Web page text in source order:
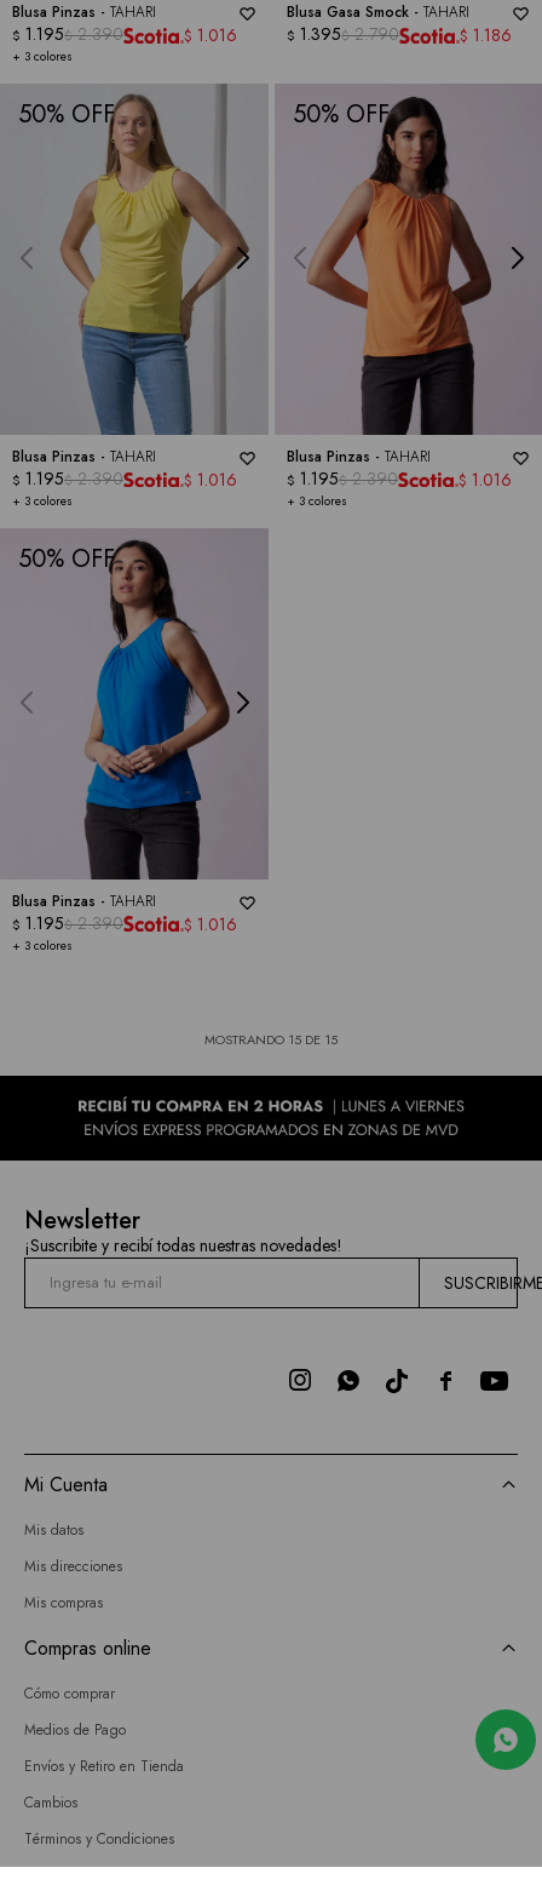
Blusa Pinzas - TAHARI
+ 3 colores
$ 1.195$ 2.390 $ 1.016
Blusa Gasa Smock - TAHARI
$ 1.395$ 2.790 $ 1.186
50
Blusa Pinzas - TAHARI
+ 3 colores
$ 1.195$ 2.390 $ 1.016
50
Blusa Pinzas - TAHARI
+ 3 colores
$ 1.195$ 2.390 $ 1.016
50
Blusa Pinzas - TAHARI
+ 3 colores
$ 1.195$ 2.390 $ 1.016
MOSTRANDO 15 DE 15
Newsletter
¡Suscribite y recibí todas nuestras novedades!

 
Mi Cuenta
Mis datos
Mis direcciones
Mis compras
Compras online
Cómo comprar
Medios de Pago
Envíos y Retiro en Tienda
Cambios
Términos y Condiciones